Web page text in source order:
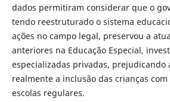
dados permitiram considerar que o
tendo reestruturado o sistema
ações no campo legal, preservou a
anteriores na Educação Especial,
especializadas privadas, prejudicando
realmente a inclusão das crianças
escolas regulares.